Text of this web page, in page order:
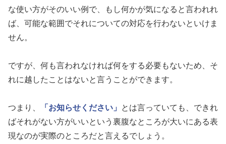
な使い方がそのいい例で、もし何かが気になると言われれ
ば、可能な範囲でそれについての対応を行わないといけま
せん。
ですが、何も言われなければ何をする必要もないため、そ
れに越したことはないと言うことができます。
つまり、 「お知らせください」
とは言っていても、できれ
ばそれがない方がいいという裏腹なところが大いにある表
現なのが実際のところだと言えるでしょう。